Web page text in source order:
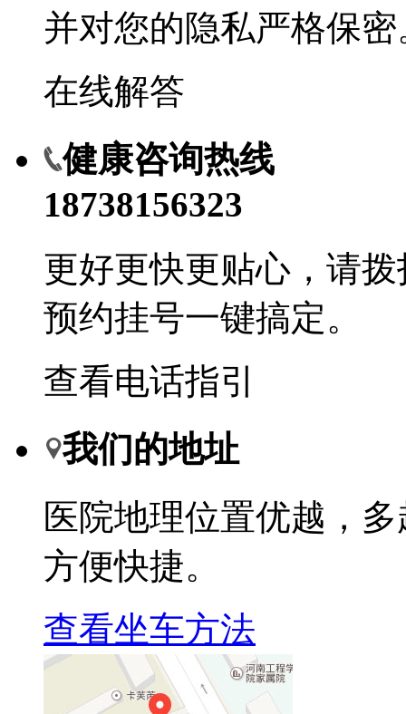
并对您的隐私严格保密
在线解答
健康咨询热线
18738156323
更好更快更贴心，请
预约挂号一键搞定。
查看电话指引
我们的地址
医院地理位置优越，
方便快捷。
查看坐车方法